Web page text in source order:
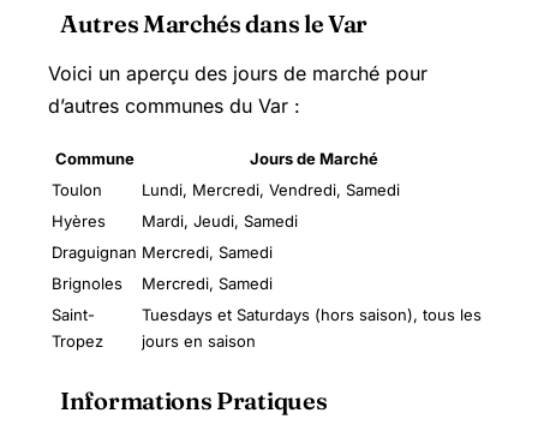
Autres Marchés dans le Var
Voici un aperçu des jours de marché pour
d’autres communes du Var :
Commune
Jours de Marché
Toulon
Lundi, Mercredi, Vendredi, Samedi
Hyères
Mardi, Jeudi, Samedi
Draguignan Mercredi, Samedi
Brignoles
Mercredi, Samedi
Saint-
Tropez
Tuesdays et Saturdays (hors saison), tous les
jours en saison
Informations Pratiques